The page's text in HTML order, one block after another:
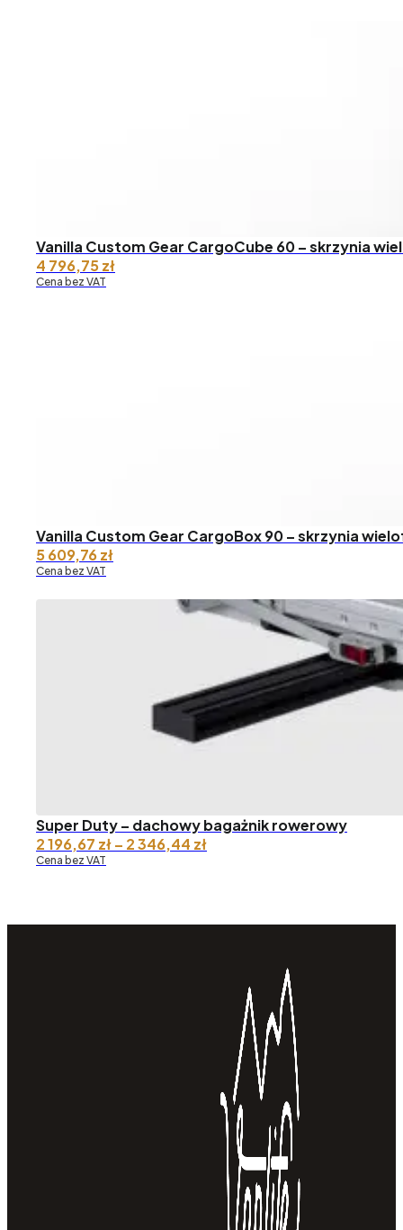
Vanilla Custom Gear CargoCube 60 – skrzynia
4 796,75zł
Cena bez VAT
Vanilla Custom Gear CargoBox 90 – skrzynia
5 609,76zł
Cena bez VAT
Super Duty – dachowy bagażnik rowerowy
2 196,67 zł– 2 346,44 złZakres
Cena bez VAT